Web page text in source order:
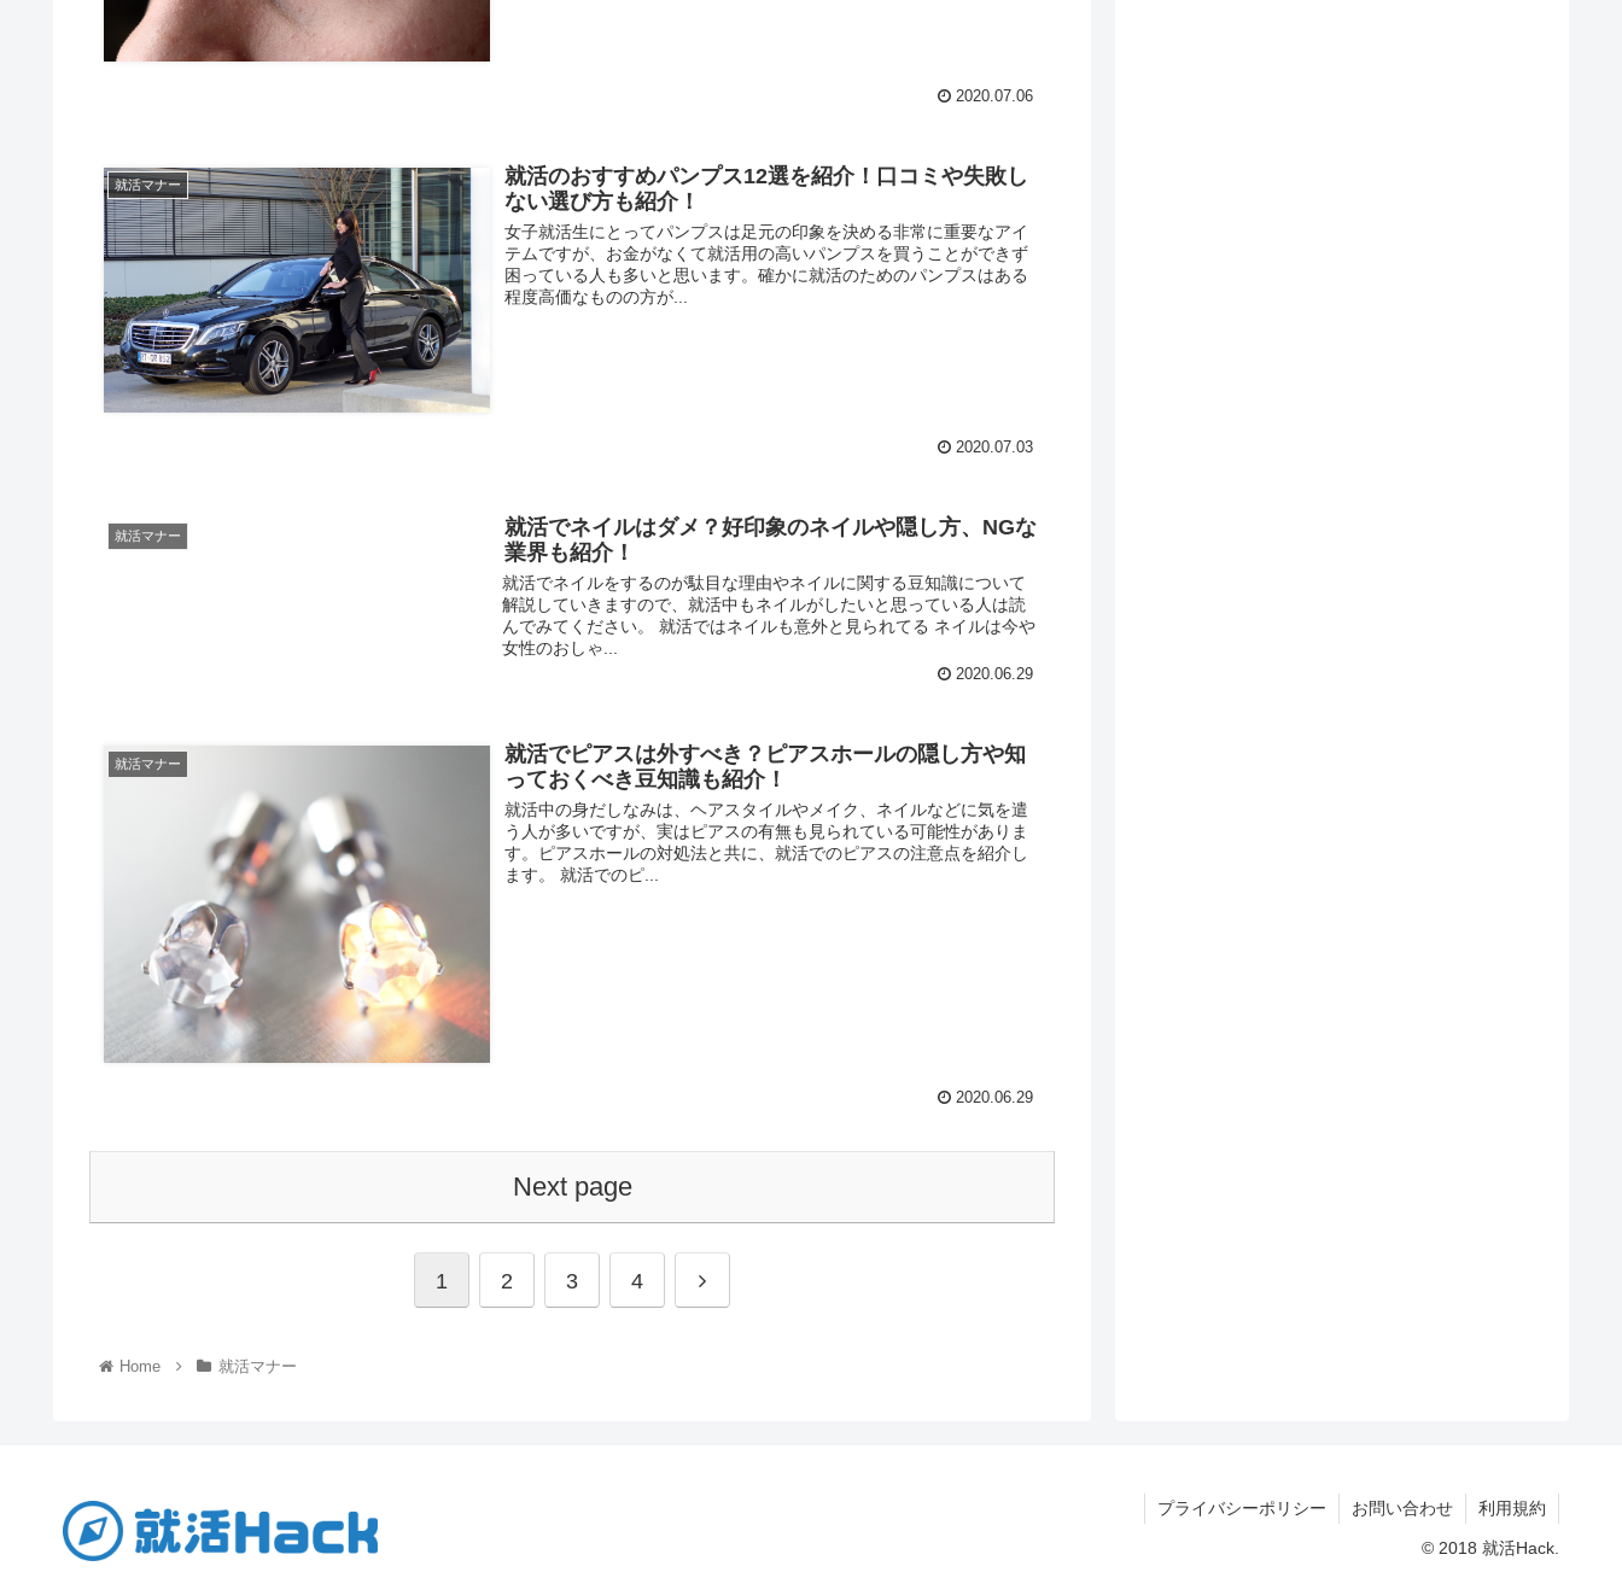
2020.07.06
就活マナー
就活のおすすめパンプス12選を紹介！口コミや失敗し
ない選び方も紹介！
女子就活生にとってパンプスは足元の印象を決める非常に重要なアイ
テムですが、お金がなくて就活用の高いパンプスを買うことができず
困っている人も多いと思います。確かに就活のためのパンプスはある
程度高価なものの方が...
2020.07.03
就活マナー
就活でネイルはダメ？好印象のネイルや隠し方、NGな
業界も紹介！
就活でネイルをするのが駄目な理由やネイルに関する豆知識について
解説していきますので、就活中もネイルがしたいと思っている人は読
んでみてください。 就活ではネイルも意外と見られてる ネイルは今や
女性のおしゃ...
2020.06.29
就活マナー
就活でピアスは外すべき？ピアスホールの隠し方や知
っておくべき豆知識も紹介！
就活中の身だしなみは、ヘアスタイルやメイク、ネイルなどに気を遣
う人が多いですが、実はピアスの有無も見られている可能性がありま
す。ピアスホールの対処法と共に、就活でのピアスの注意点を紹介し
ます。 就活でのピ...
2020.06.29
Next page
1 2 3 4
Home 就活マナー
プライバシーポリシー お問い合わせ 利用規約
© 2018 就活Hack.